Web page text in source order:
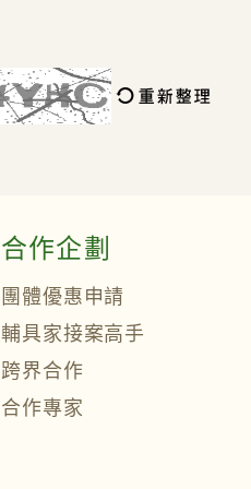
合作企劃
團體優惠申請
輔具家接案高手
跨界合作
合作專家